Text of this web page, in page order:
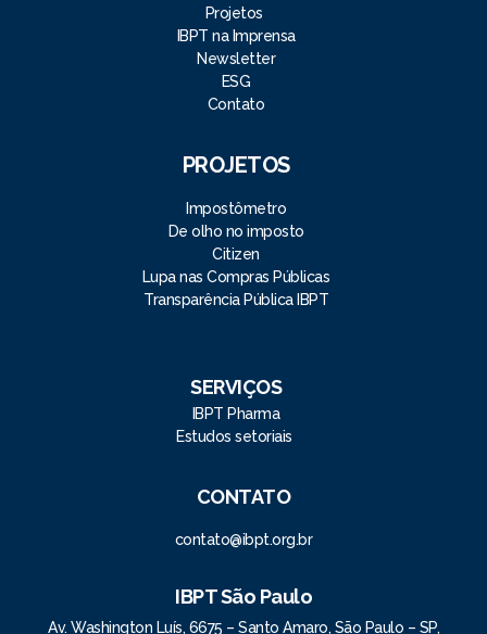
Projetos
IBPT na Imprensa
Newsletter
ESG
Contato
PROJETOS
Impostômetro
De olho no imposto
Citizen
Lupa nas Compras Públicas
Transparência Pública IBPT
SERVIÇOS
IBPT Pharma
Estudos setoriais
CONTATO
contato@ibpt.org.br
IBPT São Paulo
Av. Washington Luís, 6675 – Santo Amaro, São Paulo – SP,